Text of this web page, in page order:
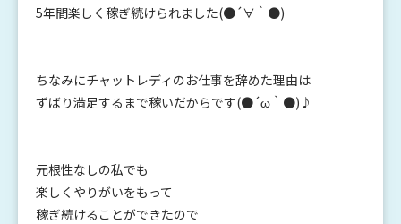
5年間楽しく稼ぎ続けられました(●´∀｀●)
ちなみにチャットレディのお仕事を辞めた理由は
ずばり満足するまで稼いだからです(●´ω｀●)♪
元根性なしの私でも
楽しくやりがいをもって
稼ぎ続けることができたので